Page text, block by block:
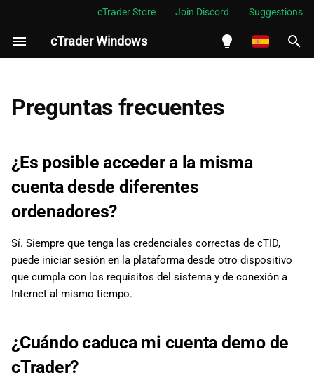
cTrader Store Join Discord Suggestions
cTrader Windows
Tiếng Việt
한국어
Deutsch
I
i
a
z
a
n
o
b
Preguntas frecuentes
¿Es posible acceder a la misma
cuenta desde diferentes
ordenadores?
Sí. Siempre que tenga las credenciales correctas de cTID,
puede iniciar sesión en la plataforma desde otro dispositivo
que cumpla con los requisitos del sistema y de conexión a
Internet al mismo tiempo.
¿Cuándo caduca mi cuenta demo de
cTrader?